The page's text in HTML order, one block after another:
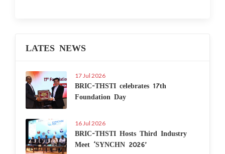
LATES NEWS
17 Jul 2026
BRIC-THSTI celebrates 17th
Foundation Day
16 Jul 2026
BRIC-THSTI Hosts Third Industry
Meet ‘SYNCHN 2026’